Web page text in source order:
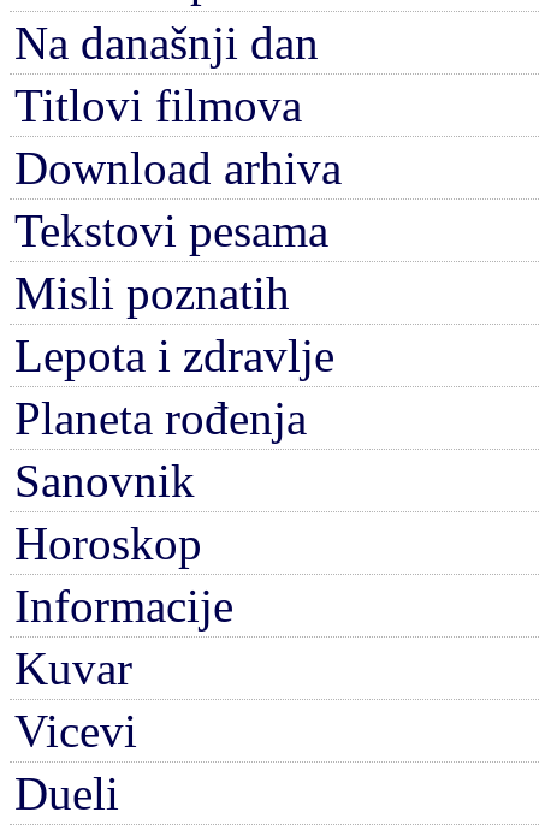
Na današnji dan
Titlovi filmova
Download arhiva
Tekstovi pesama
Misli poznatih
Lepota i zdravlje
Planeta rođenja
Sanovnik
Horoskop
Informacije
Kuvar
Vicevi
Dueli